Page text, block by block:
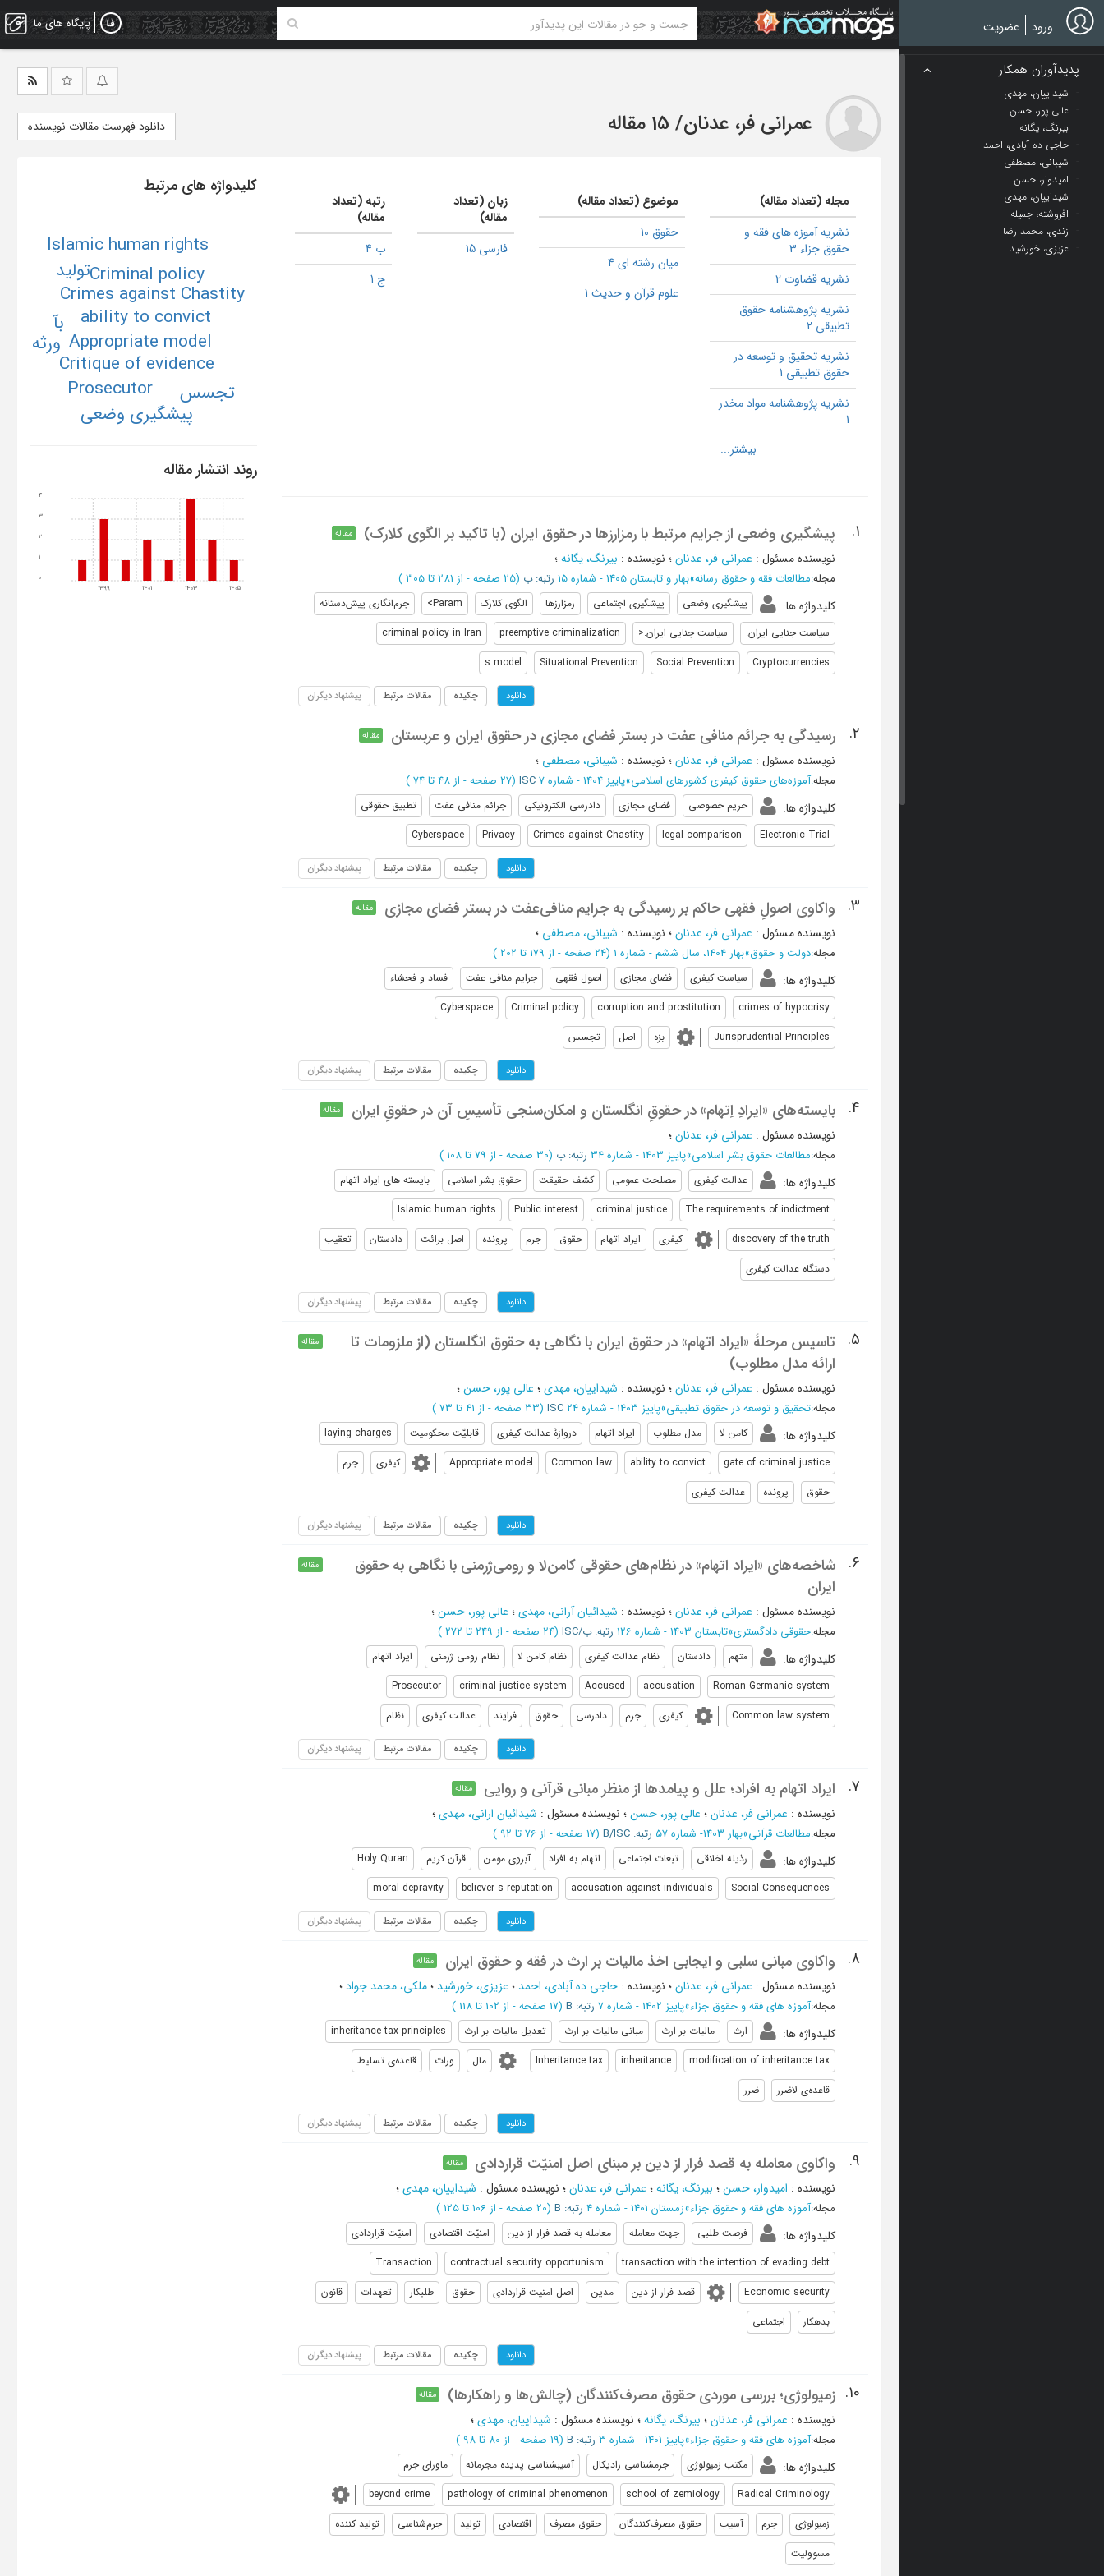
Skip
to
main
پایگاه های ما ورود عضویت
پدیدآوران همکار
شیداییان، مهدی
عالی پور، حسن
بیرنگ، یگانه
حاجی ده آبادی، احمد
شیبانی، مصطفی
امیدوار، حسن
شیداییان، مهدی
افروشته، جمیله
زندی، محمد رضا
عزیزی، خورشید
عمرانی فر، عدنان/ 15 مقاله دانلود فهرست مقالات نویسنده
مجله (تعداد مقاله)
نشریه آموزه های فقه و
حقوق جزاء 3
نشریه قضاوت 2
نشریه پژوهشنامه حقوق
تطبیقی 2
نشریه تحقیق و توسعه در
حقوق تطبیقی 1
نشریه پژوهشنامه مواد مخدر
1
موضوع (تعداد مقاله)
حقوق 10
میان رشته ای 4
علوم قرآن و حدیث 1
زبان (تعداد
مقاله)
فارسی 15
رتبه (تعداد
مقاله)
ب 4
ج 1
1. پیشگیری وضعی از جرایم مرتبط با رمزارزها در حقوق ایران (با تاکید بر الگوی کلارک) مقاله
نویسنده مسئول : عمرانی فر، عدنان؛ نویسنده : بیرنگ، یگانه؛
مجله:مطالعات فقه و حقوق رسانه»بهار و تابستان 1405 - شماره 15 رتبه: ب (‎25 صفحه - از 281 تا 305 )
کلیدواژه ها: پیشگیری وضعی پیشگیری اجتماعی رمزارزها الگوی کلارک Param>
جرم‌انگاری پیش‌دستانه
سیاست جنایی ایران.
سیاست جنایی ایران.< preemptive criminalization
criminal policy in Iran
Cryptocurrencies
Social Prevention
Situational Prevention
s model
دانلود چکیده مقالات مرتبط پیشنهاد دیگران
2. رسیدگی به جرائم منافی عفت در بستر فضای مجازی در حقوق ایران و عربستان مقاله
نویسنده مسئول : عمرانی فر، عدنان؛ نویسنده : شیبانی، مصطفی ؛
مجله:آموزه‌های حقوق کیفری کشورهای اسلامی»پاییز 1404 - شماره 7 ISC (‎27 صفحه - از 48 تا 74 )
کلیدواژه ها: حریم خصوصی فضای مجازی دادرسی الکترونیکی جرائم منافی عفت
تطبیق حقوقی
Electronic Trial
legal comparison
Crimes against Chastity
Privacy
Cyberspace
دانلود چکیده مقالات مرتبط پیشنهاد دیگران
3. واکاوی اصولِ فقهی حاکم بر رسیدگی به جرایم منافی‌عفت در بستر فضای مجازی مقاله
نویسنده مسئول : عمرانی فر، عدنان؛ نویسنده : شیبانی، مصطفی ؛
مجله:دولت و حقوق»بهار 1404، سال ششم - شماره 1 (‎24 صفحه - از 179 تا 202 )
کلیدواژه ها: سیاست کیفری فضای مجازی اصول فقهی جرایم منافی عفت
فساد و فحشاء
crimes of hypocrisy
corruption and prostitution
Criminal policy
Cyberspace
Jurisprudential Principles
بزه اصل تجسس
دانلود چکیده مقالات مرتبط پیشنهاد دیگران
4. بایسته‌های «ایرادِ اِتهام» در حقوقِ انگلستان و امکان‌سنجی تأسیسِ آن در حقوقِ ایران مقاله
نویسنده مسئول : عمرانی فر، عدنان؛
مجله:مطالعات حقوق بشر اسلامی»پاییز 1403 - شماره 34 رتبه: ب (‎30 صفحه - از 79 تا 108 )
کلیدواژه ها: عدالت کیفری مصلحت عمومی کشف حقیقت حقوق بشر اسلامی
بایسته های ایراد اتهام
The requirements of indictment
criminal justice
Public interest
Islamic human rights
discovery of the truth
کیفری ایراد اتهام حقوق جرم پرونده اصل برائت دادستان
تعقیب
دستگاه عدالت کیفری
دانلود چکیده مقالات مرتبط پیشنهاد دیگران
5.
تاسیس مرحلۀ «ایراد اتهام» در حقوق ایران با نگاهی به حقوق انگلستان (از ملزومات تا
ارائه مدل مطلوب)
مقاله
نویسنده مسئول : عمرانی فر، عدنان؛ نویسنده : شیداییان، مهدی؛ عالی پور، حسن؛
مجله:تحقیق و توسعه در حقوق تطبیقی»پاییز 1403 - شماره 24 ISC (‎33 صفحه - از 41 تا 73 )
کلیدواژه ها: کامن لا مدل مطلوب ایراد اتهام دروازۀ عدالت کیفری قابلیّت محکومیت
laying charges
gate of criminal justice
ability to convict
Common law
Appropriate model کیفری
جرم
حقوق
پرونده عدالت کیفری
دانلود چکیده مقالات مرتبط پیشنهاد دیگران
6.
شاخصه‌های «ایراد اتهام» در نظام‌های حقوقی کامن‌لا و رومی‌ژرمنی با نگاهی به حقوق
ایران
مقاله
نویسنده مسئول : عمرانی فر، عدنان؛ نویسنده : شیدائیان آرانی، مهدی؛ عالی پور، حسن؛
مجله:حقوقی دادگستری»تابستان 1403 - شماره 126 رتبه: ب/ISC (‎24 صفحه - از 249 تا 272 )
کلیدواژه ها: متهم دادستان نظام عدالت کیفری نظام کامن لا نظام رومی ژرمنی
ایراد اتهام
Roman Germanic system
accusation
Accused
criminal justice system
Prosecutor
Common law system
کیفری جرم دادرسی حقوق فرایند عدالت کیفری نظام
دانلود چکیده مقالات مرتبط پیشنهاد دیگران
7. ایراد اتهام به افراد؛ علل و پیامدها از منظر مبانی قرآنی و روایی مقاله
نویسنده : عمرانی فر، عدنان؛ عالی پور، حسن؛ نویسنده مسئول : شیدائیان ارانی، مهدی؛
مجله:مطالعات قرآنی»بهار 1403- شماره 57 رتبه: B/ISC (‎17 صفحه - از 76 تا 92 )
کلیدواژه ها: رذیله اخلاقی تبعات اجتماعی اتهام به افراد آبروی مومن قرآن کریم
Holy Quran
Social Consequences
accusation against individuals
believer s reputation
moral depravity
دانلود چکیده مقالات مرتبط پیشنهاد دیگران
8. واکاوی مبانی سلبی و ایجابی اخذ مالیات بر ارث در فقه و حقوق ایران مقاله
نویسنده مسئول : عمرانی فر، عدنان؛ نویسنده : حاجی ده آبادی، احمد ؛ عزیزی، خورشید ؛ملکی، محمد جواد؛
مجله:آموزه های فقه و حقوق جزاء»پاییز 1402 - شماره 7 رتبه: B (‎17 صفحه - از 102 تا 118 )
کلیدواژه ها: ارث مالیات بر ارث مبانی مالیات بر ارث تعدیل مالیات بر ارث
inheritance tax principles
modification of inheritance tax
inheritance
Inheritance tax مال وراث
قاعده‌ی تسلیط
قاعده‌ی لاضرر
ضرر
دانلود چکیده مقالات مرتبط پیشنهاد دیگران
9. واکاوی معامله به قصد فرار از دین بر مبنای اصل امنیّت قراردادی مقاله
نویسنده : امیدوار، حسن؛ بیرنگ، یگانه؛ عمرانی فر، عدنان؛ نویسنده مسئول : شیداییان، مهدی؛
مجله:آموزه های فقه و حقوق جزاء»زمستان 1401 - شماره 4 رتبه: B (‎20 صفحه - از 106 تا 125 )
کلیدواژه ها: فرصت طلبی جهت معامله معامله به قصد فرار از دین امنیّت اقتصادی
امنیّت قراردادی
transaction with the intention of evading debt
contractual security opportunism
Transaction
Economic security
قصد فرار از دین مدین اصل امنیت قراردادی حقوق طلبکار تعهدات
قانون
بدهکار
اجتماعی
دانلود چکیده مقالات مرتبط پیشنهاد دیگران
10. زمیولوژی؛ بررسی موردی حقوق مصرف‌کنندگان (چالش‌ها و راهکارها) مقاله
نویسنده : عمرانی فر، عدنان؛ بیرنگ، یگانه؛ نویسنده مسئول : شیداییان، مهدی؛
مجله:آموزه های فقه و حقوق جزاء»پاییز 1401 - شماره 3 رتبه: B (‎19 صفحه - از 80 تا 98 )
کلیدواژه ها: مکتب زمیولوژی جرمشناسی رادیکال آسیبشناسی پدیده مجرمانه
ماورای جرم
Radical Criminology
school of zemiology
pathology of criminal phenomenon
beyond crime
زمیولوژی
جرم آسیب حقوق مصرف‌کنندگان حقوق مصرف اقتصادی تولید جرم‌شناسی
تولید کننده
مسوولیت
کلیدواژه های مرتبط
ability to convict
Appropriate model
Crimes against Chastity
Criminal policy
Critique of evidence
Islamic human rights
Prosecutor
پیشگیری وضعی
بآ
تجسس
تولید
ورثه
روند انتشار مقاله
1399 1401 1403 1405
0
1
2
3
4